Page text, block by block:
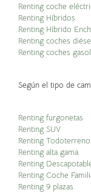
Renting coche
Renting Híbridos
Renting Híbrido
Renting coches
Renting coches
Según el tipo de
Renting furgonetas
Renting SUV
Renting Todoterreno
Renting alta gama
Renting
Renting Coche
Renting 9 plazas